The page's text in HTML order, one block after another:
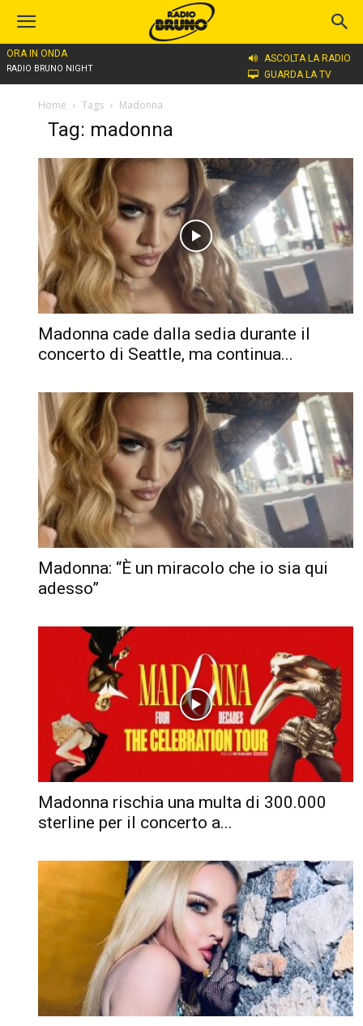
ORA IN ONDA
RADIO BRUNO NIGHT
ASCOLTA LA RADIO
GUARDA LA TV
Home Tags Madonna
Tag: madonna
Madonna cade dalla sedia durante il
concerto di Seattle, ma continua...
Madonna: “È un miracolo che io sia qui
adesso”
Madonna rischia una multa di 300.000
sterline per il concerto a...